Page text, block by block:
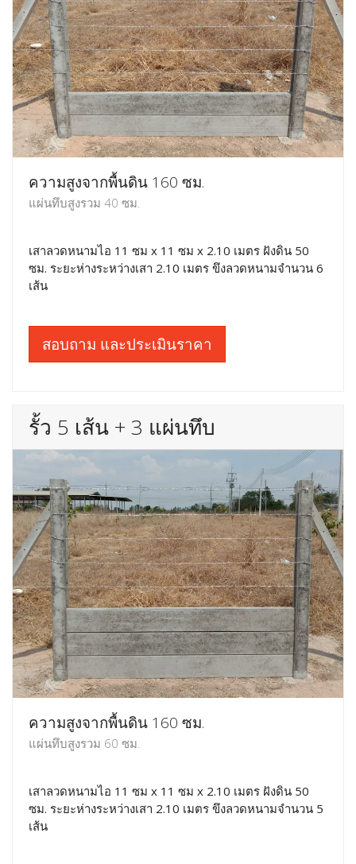
ความสูงจากพื้นดิน 160 ซม.
แผ่นทึบสูงรวม 40 ซม.
เสาลวดหนามไอ 11 ซม x 11 ซม x 2.10 เมตร ฝังดิน 50
ซม. ระยะห่างระหว่างเสา 2.10 เมตร ขึงลวดหนามจำนวน 6
เส้น
สอบถาม และประเมินราคา
รั้ว 5 เส้น + 3 แผ่นทึบ
ความสูงจากพื้นดิน 160 ซม.
แผ่นทึบสูงรวม 60 ซม.
เสาลวดหนามไอ 11 ซม x 11 ซม x 2.10 เมตร ฝังดิน 50
ซม. ระยะห่างระหว่างเสา 2.10 เมตร ขึงลวดหนามจำนวน 5
เส้น